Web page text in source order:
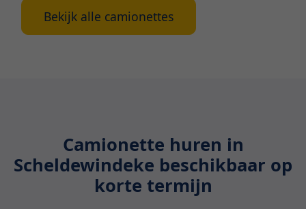
Bekijk alle camionettes
Camionette huren in
Scheldewindeke beschikbaar op
korte termijn